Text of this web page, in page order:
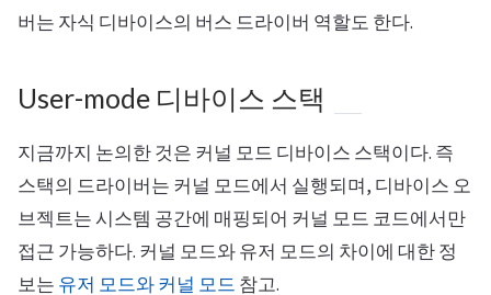
버는 자식 디바이스의 버스 드라이버 역할도 한다.
User-mode 디바이스 스택
지금까지 논의한 것은 커널 모드 디바이스 스택이다. 즉
스택의 드라이버는 커널 모드에서 실행되며, 디바이스 오
브젝트는 시스템 공간에 매핑되어 커널 모드 코드에서만
접근 가능하다. 커널 모드와 유저 모드의 차이에 대한 정
보는 유저 모드와 커널 모드 참고.